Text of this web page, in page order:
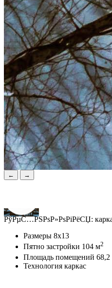
← →
РўРµС…РЅРѕР»РѕРіРёСЏ:
Размеры 8х13
Пятно застройки 104 м2
Площадь помещений
Технология каркас